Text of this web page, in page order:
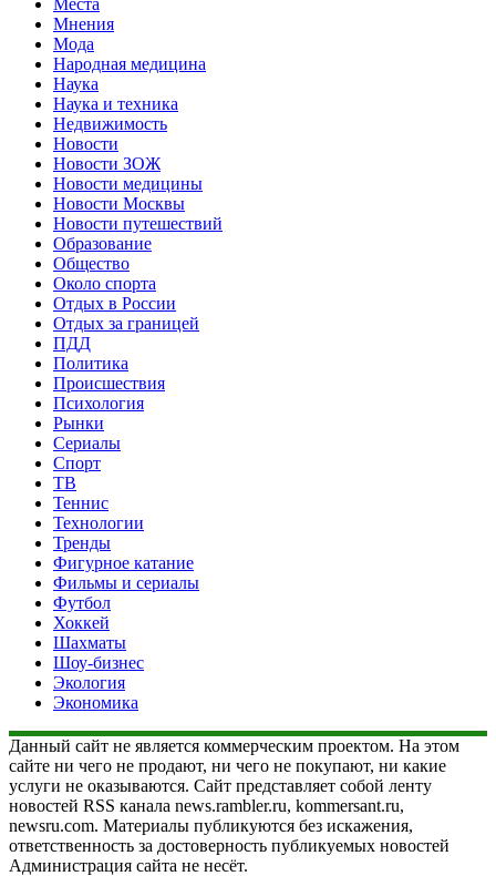
Мнения
Мода
Народная медицина
Наука
Наука и техника
Недвижимость
Новости
Новости ЗОЖ
Новости медицины
Новости Москвы
Новости путешествий
Образование
Общество
Около спорта
Отдых в России
Отдых за границей
ПДД
Политика
Происшествия
Психология
Рынки
Сериалы
Спорт
ТВ
Теннис
Технологии
Тренды
Фигурное катание
Фильмы и сериалы
Футбол
Хоккей
Шахматы
Шоу-бизнес
Экология
Экономика
Данный сайт не является коммерческим проектом. На этом
сайте ни чего не продают, ни чего не покупают, ни какие
услуги не оказываются. Сайт представляет собой ленту
новостей RSS канала news.rambler.ru, kommersant.ru,
newsru.com. Материалы публикуются без искажения,
ответственность за достоверность публикуемых новостей
Администрация сайта не несёт.